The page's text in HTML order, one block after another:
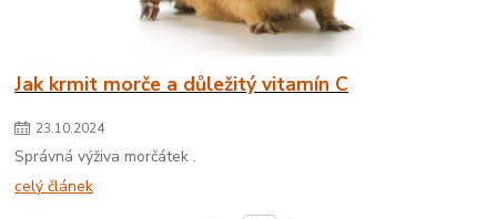
Jak krmit morče a důležitý vitamín C
23.10.2024
Správná výživa morčátek .
celý článek